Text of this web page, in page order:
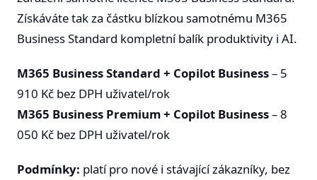
Získáváte tak za částku blízkou samotnému M365
Business Standard kompletní balík produktivity i AI.
M365 Business Standard + Copilot Business– 5
910 Kč bez DPH uživatel/rok
M365 Business Premium + Copilot Business– 8
050 Kč bez DPH uživatel/rok
Podmínky: platí pro nové i stávající zákazníky, bez